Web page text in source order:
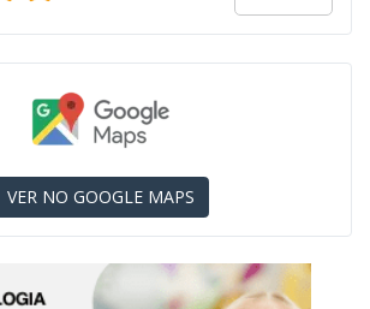
VER NO GOOGLE MAPS